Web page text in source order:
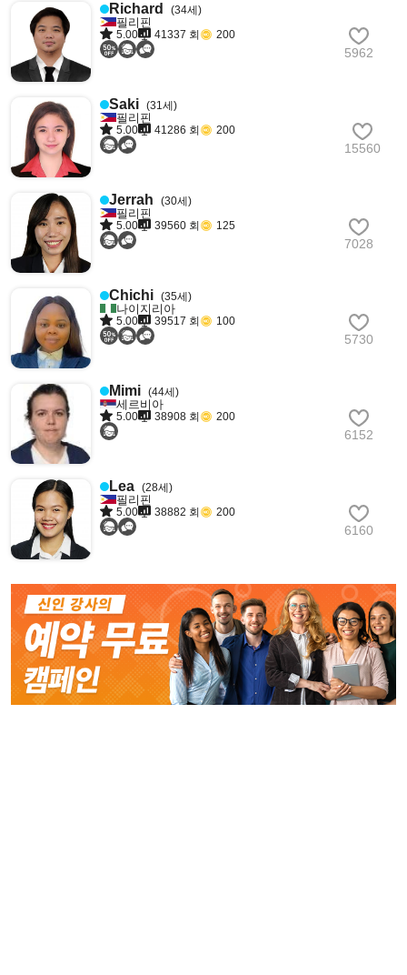
Richard (34세)
필리핀
5.00 41337 회 200
5962
Saki (31세)
필리핀
5.00 41286 회 200
15560
Jerrah (30세)
필리핀
5.00 39560 회 125
7028
Chichi (35세)
나이지리아
5.00 39517 회 100
5730
Mimi (44세)
세르비아
5.00 38908 회 200
6152
Lea (28세)
필리핀
5.00 38882 회 200
6160